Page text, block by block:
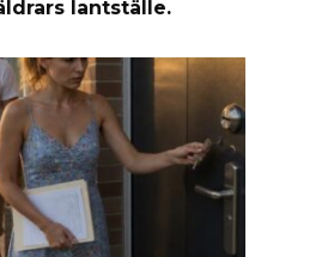
lantställe.